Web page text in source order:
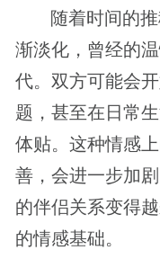
随着时间的
渐淡化，曾经的
代。双方可能会
题，甚至在日常
体贴。这种情感
善，会进一步加
的伴侣关系变得
的情感基础。